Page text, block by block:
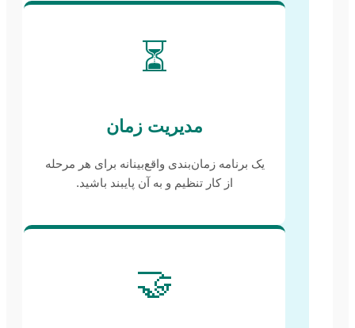
⏳
مدیریت زمان
یک برنامه زمان‌بندی واقع‌بینانه برای هر مرحله
از کار تنظیم و به آن پایبند باشید.
🤝